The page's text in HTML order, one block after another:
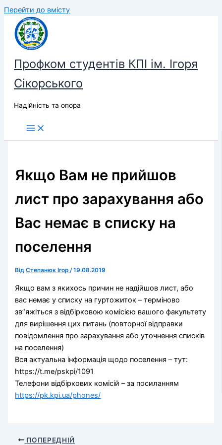
Перейти до вмісту
Профком студентів КПІ ім. Ігоря
Сікорського
Надійність та опора
Якщо Вам не прийшов
лист про зарахування або
Вас немає в списку на
поселення
ВідСтепанюк Ігор/19.08.2019
Якщо вам з якихось причин не надійшов лист, або
вас немає у списку на гуртожиток – терміново
зв”яжіться з відбірковою комісією вашого факультету
для вирішення цих питань (повторної відправки
повідомлення про зарахування або уточнення списків
на поселення)
Вся актуальна інформація щодо поселення – тут:
https://t.me/pskpi/1091
Телефони відбіркових комісій – за посиланням
https://pk.kpi.ua/phones/
ПОПЕРЕДНІЙ